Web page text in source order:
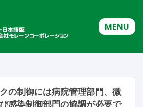
MENU
の制御には病院管理部門、微
感染制御部門の協調が必要で